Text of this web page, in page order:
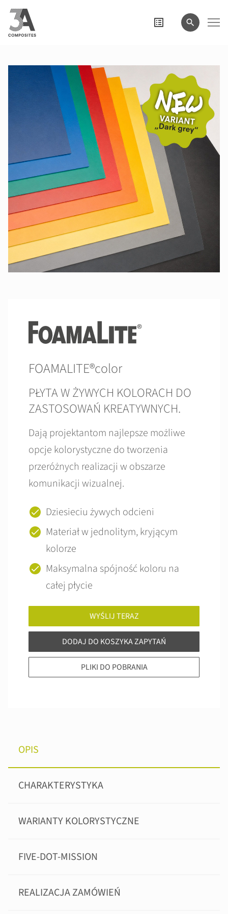
wyszukiwane
hasło
FOAMALITE®color
PŁYTA W ŻYWYCH KOLORACH DO
ZASTOSOWAŃ KREATYWNYCH.
Dają projektantom najlepsze możliwe
opcje kolorystyczne do tworzenia
przeróżnych realizacji w obszarze
komunikacji wizualnej.
Dziesieciu żywych odcieni
Materiał w jednolitym, kryjącym
kolorze
Maksymalna spójność koloru na
całej płycie
WYŚLIJ TERAZ
DODAJ DO KOSZYKA ZAPYTAŃ
PLIKI DO POBRANIA
OPIS
CHARAKTERYSTYKA
WARIANTY KOLORYSTYCZNE
FIVE-DOT-MISSION
REALIZACJA ZAMÓWIEŃ